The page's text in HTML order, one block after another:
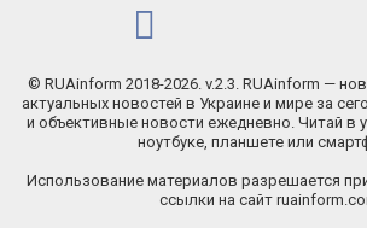
© RUAinform 2018-2026. v.2.3. RUAinform —
актуальных новостей в Украине и мире за
и объективные новости ежедневно. Читай в
ноутбуке, планшете или
Использование материалов разрешается
ссылки на сайт